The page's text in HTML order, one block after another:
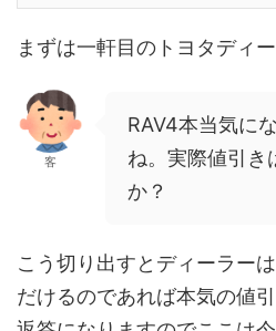
まずは一軒目のトヨタディー
客
RAV4本当気に
ね。実際値引き
か？
こう切り出すとディーラー
だけるのであれば本気の値